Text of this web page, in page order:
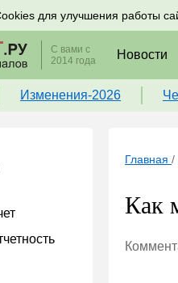
для улучшения работы
по налогам, учету и
С вами с
2014 года
Новости
Изменения-2026
Главная /
Как